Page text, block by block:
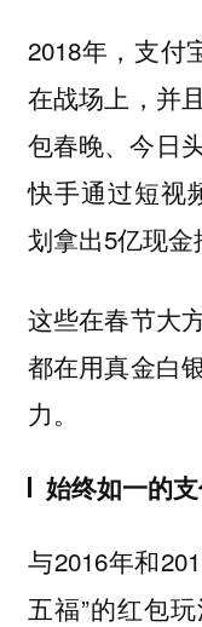
2018年，支付
在战场上，并
包春晚、今日
快手通过短视
划拿出5亿现金
这些在春节大
都在用真金白
力。
始终如一的
与2016年和
五福”的红包